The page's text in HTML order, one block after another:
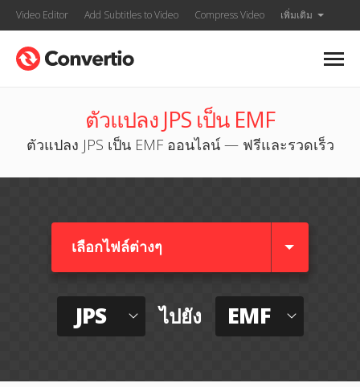
Video Editor Add Subtitles to Video Compress Video เพิ่มเติม
ตัวแปลง JPS เป็น EMF
ตัวแปลง JPS เป็น EMF ออนไลน์ — ฟรีและรวดเร็ว
เลือกไฟล์ต่างๆ​
JPS ไปยัง EMF